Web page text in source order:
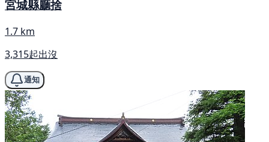
宮城縣廳捨
1.7 km
3,315起出沒
通知